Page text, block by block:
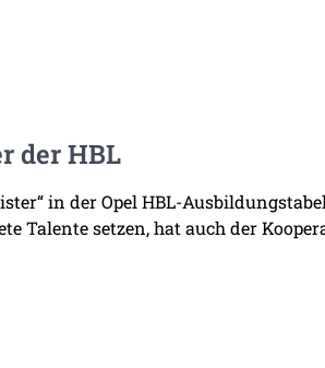
der HBL
in der Opel HBL-
Talente setzen, hat auch der